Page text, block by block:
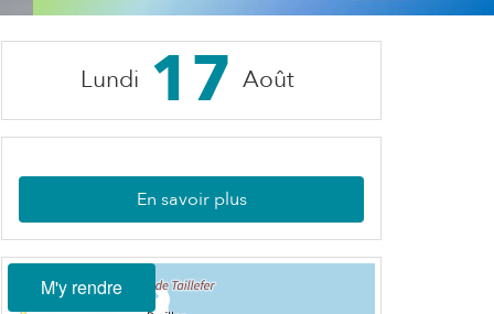
Lundi 17 Août
En savoir plus
M'y rendre